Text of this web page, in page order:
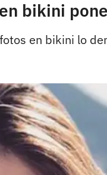
bikini
en bikini lo